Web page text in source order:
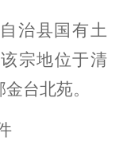
治县国有土
该宗地位于清
金台北苑。